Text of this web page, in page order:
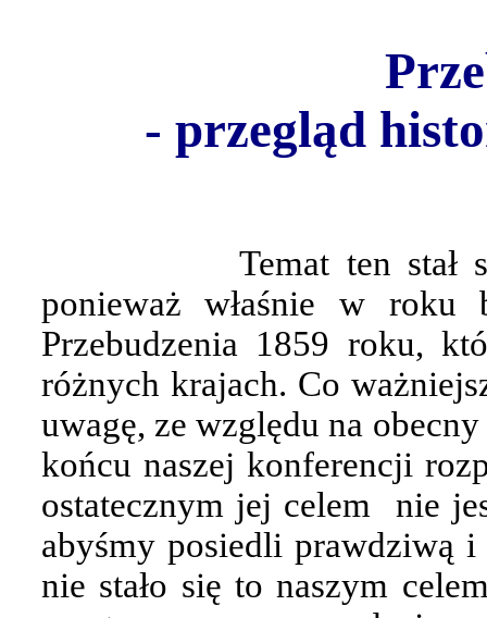
- przegląd
Temat ten stał
ponieważ właśnie w roku
Przebudzenia 1859 roku,
różnych krajach. Co
uwagę, ze względu na
końcu naszej konferencji
ostatecznym jej celem
nie
abyśmy posiedli prawdziwą i
nie stało się to naszym